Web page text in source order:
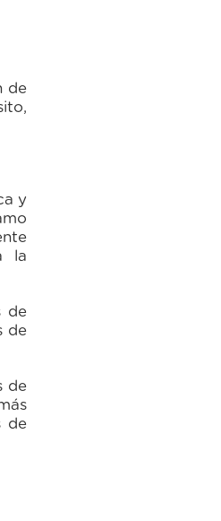
de
y
la
de
de
de
de